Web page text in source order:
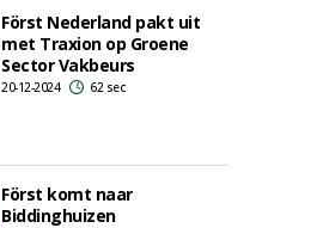
Först Nederland pakt uit
met Traxion op Groene
Sector Vakbeurs
20-12-2024 62 sec
Först komt naar
Biddinghuizen